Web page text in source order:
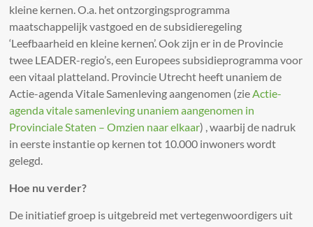
kleine kernen. O.a. het ontzorgingsprogramma
maatschappelijk vastgoed en de subsidieregeling
‘Leefbaarheid en kleine kernen’. Ook zijn er in de Provincie
twee LEADER-regio’s, een Europees subsidieprogramma voor
een vitaal platteland. Provincie Utrecht heeft unaniem de
Actie-agenda Vitale Samenleving aangenomen (zieActie-
agenda vitale samenleving unaniem aangenomen in
Provinciale Staten – Omzien naar elkaar) , waarbij de nadruk
in eerste instantie op kernen tot 10.000 inwoners wordt
gelegd.
Hoe nu verder?
De initiatief groep is uitgebreid met vertegenwoordigers uit